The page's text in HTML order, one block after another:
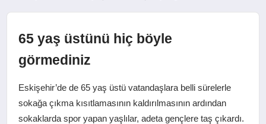
ASAYIŞ
SPOR
65 yaş üstünü hiç böyle
görmediniz
Eskişehir’de de 65 yaş üstü vatandaşlara belli sürelerle
sokağa çıkma kısıtlamasının kaldırılmasının ardından
sokaklarda spor yapan yaşlılar, adeta gençlere taş çıkardı.